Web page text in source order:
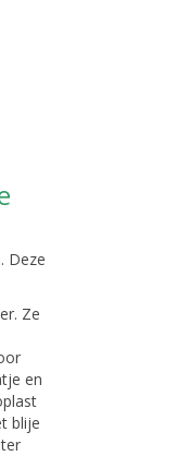
Deze
Ze
en
blije